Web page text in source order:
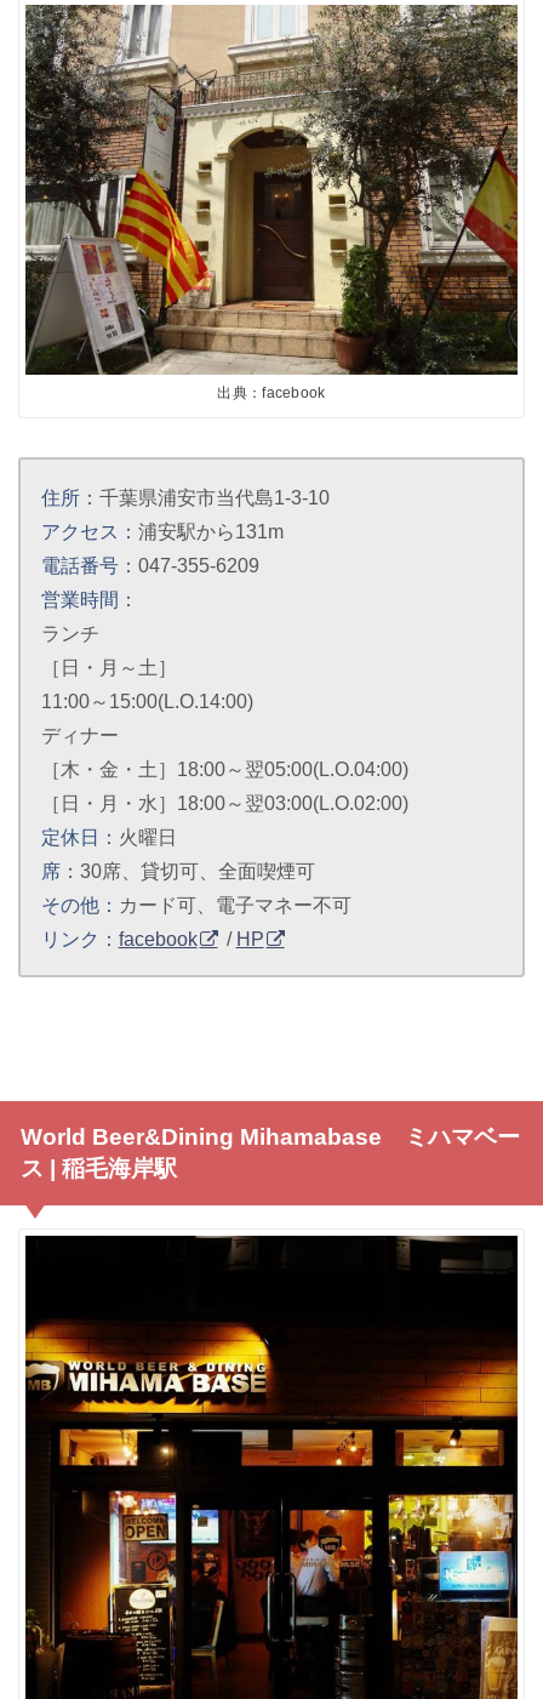
出典：facebook
住所： 千葉県浦安市当代島1-3-10
アクセス： 浦安駅から131m
電話番号： 047-355-6209
営業時間：
ランチ
［日・月～土］
11:00～15:00(L.O.14:00)
ディナー
［木・金・土］18:00～翌05:00(L.O.04:00)
［日・月・水］18:00～翌03:00(L.O.02:00)
定休日： 火曜日
席： 30席、貸切可、全面喫煙可
その他： カード可、電子マネー不可
リンク： facebook / HP
World Beer&Dining Mihamabase ミハマベー
ス | 稲毛海岸駅